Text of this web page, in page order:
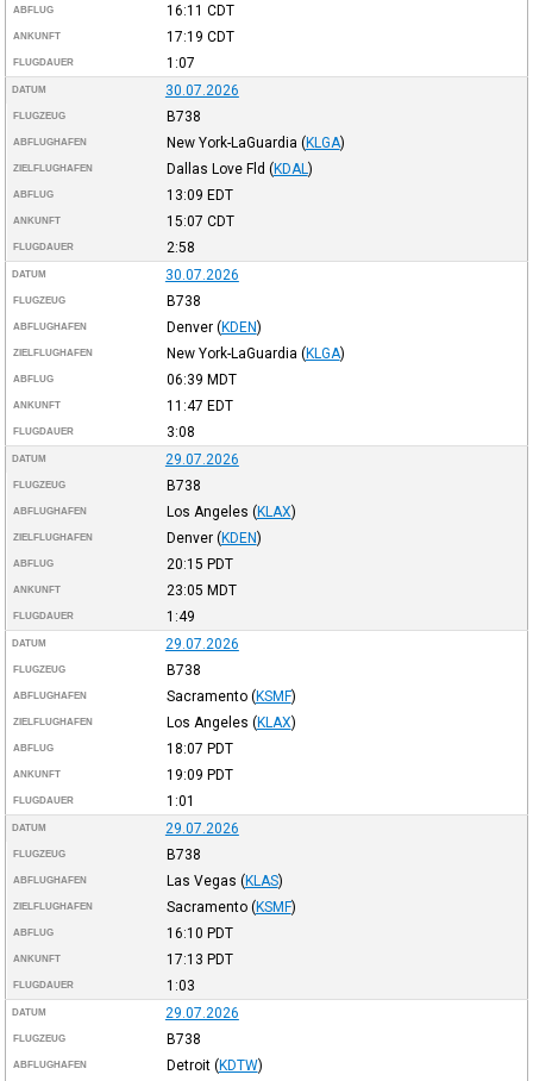
ABFLUG 16:11 CDT
ANKUNFT 17:19 CDT
FLUGDAUER 1:07
DATUM 30.07.2026
FLUGZEUG B738
ABFLUGHAFEN New York-LaGuardia (KLGA)
ZIELFLUGHAFEN Dallas Love Fld (KDAL )
ABFLUG 13:09 EDT
ANKUNFT 15:07 CDT
FLUGDAUER 2:58
DATUM 30.07.2026
FLUGZEUG B738
ABFLUGHAFEN Denver (KDEN)
ZIELFLUGHAFEN New York-LaGuardia (KLGA)
ABFLUG 06:39 MDT
ANKUNFT 11:47 EDT
FLUGDAUER 3:08
DATUM 29.07.2026
FLUGZEUG B738
ABFLUGHAFEN Los Angeles (KLAX)
ZIELFLUGHAFEN Denver (KDEN)
ABFLUG 20:15 PDT
ANKUNFT 23:05 MDT
FLUGDAUER 1:49
DATUM 29.07.2026
FLUGZEUG B738
ABFLUGHAFEN Sacramento (KSMF)
ZIELFLUGHAFEN Los Angeles (KLAX)
ABFLUG 18:07 PDT
ANKUNFT 19:09 PDT
FLUGDAUER 1:01
DATUM 29.07.2026
FLUGZEUG B738
ABFLUGHAFEN Las Vegas (KLAS)
ZIELFLUGHAFEN Sacramento (KSMF)
ABFLUG 16:10 PDT
ANKUNFT 17:13 PDT
FLUGDAUER 1:03
DATUM 29.07.2026
FLUGZEUG B738
ABFLUGHAFEN Detroit (KDTW)